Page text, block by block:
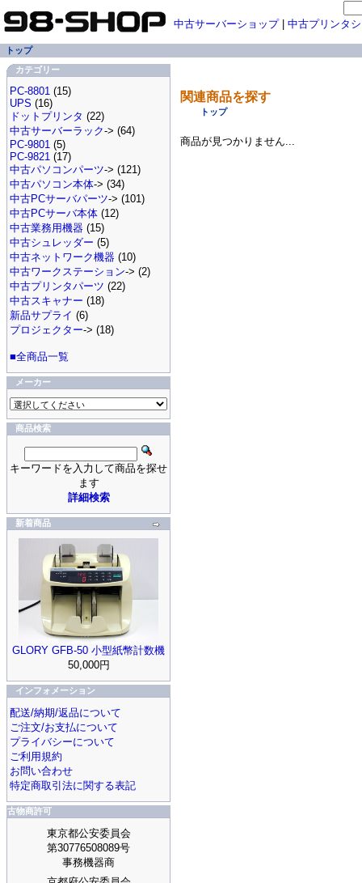
関連商品を探す
トップ
商品が見つかりません...
中古サーバーショップ| 中古プリンタ
トップ
カテゴリー
PC-8801 (15)
UPS (16)
ドットプリンタ (22)
中古サーバーラック-> (64)
PC-9801 (5)
PC-9821 (17)
中古パソコンパーツ-> (121)
中古パソコン本体-> (34)
中古PCサーバパーツ-> (101)
中古PCサーバ本体 (12)
中古業務用機器 (15)
中古シュレッダー (5)
中古ネットワーク機器 (10)
中古ワークステーション-> (2)
中古プリンタパーツ (22)
中古スキャナー (18)
新品サプライ (6)
プロジェクター-> (18)
■全商品一覧
メーカー
商品検索
キーワードを入力して商品を探せ
ます
詳細検索
新着商品
GLORY GFB-50 小型紙幣計数機
50,000円
インフォメーション
配送/納期/返品について
ご注文/お支払について
プライバシーについて
ご利用規約
お問い合わせ
特定商取引法に関する表記
古物商許可
東京都公安委員会
第30776508089号
事務機器商